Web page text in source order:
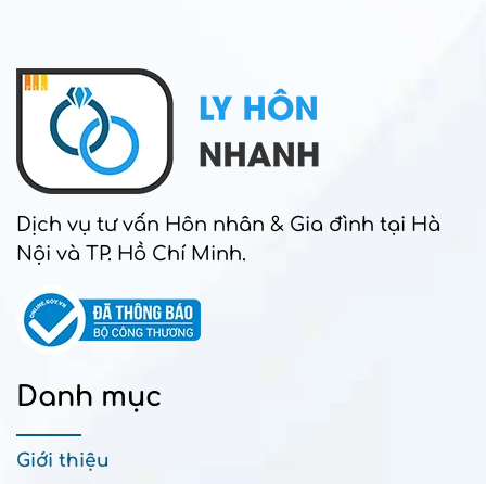
Dịch vụ tư vấn Hôn nhân & Gia đình tại Hà
Nội và TP. Hồ Chí Minh.
Danh mục
Giới thiệu